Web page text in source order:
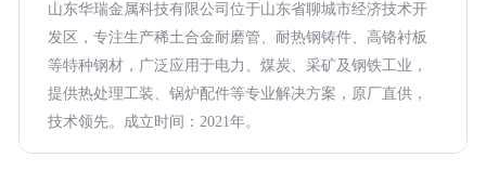
山东华瑞金属科技有限公司位于山东省聊城市经济技术开
发区，专注生产稀土合金耐磨管、耐热钢铸件、高铬衬板
等特种钢材，广泛应用于电力、煤炭、采矿及钢铁工业，
提供热处理工装、锅炉配件等专业解决方案，原厂直供，
技术领先。成立时间：2021年。